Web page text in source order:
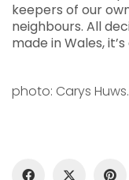
keepers of our
neighbours. All
made in Wales,
photo: Carys Huws.